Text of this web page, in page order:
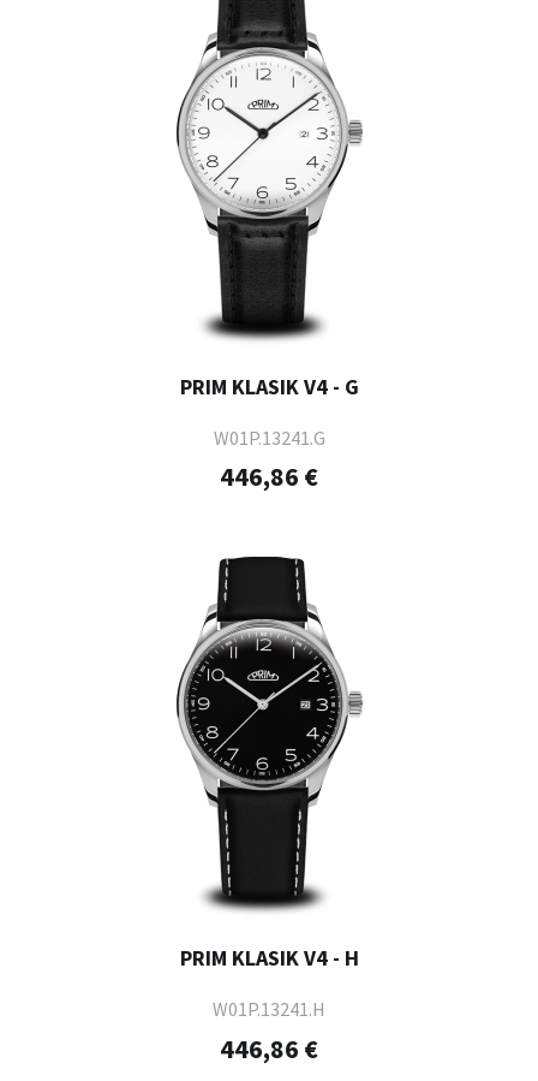
PRIM KLASIK V4 - G
W01P.13241.G
446,86 €
PRIM KLASIK V4 - H
W01P.13241.H
446,86 €